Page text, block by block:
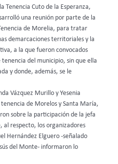
Tenencia Cuto de la Esperanza,
una reunión por parte de la
de Morelia, para tratar
demarcaciones territoriales y la
a la que fueron convocados
del municipio, sin que ella
y donde, además, se le
Vázquez Murillo y Yesenia
de Morelos y Santa María,
sobre la participación de la jefa
al respecto, los organizadores
Hernández Elguero -señalado
del Monte- informaron lo